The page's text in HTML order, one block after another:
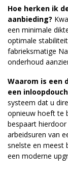
Hoe herken ik
aanbieding?
een minimale
optimale
fabrieksmatige
onderhoud
Waarom is een
een
systeem dat u
opnieuw hoeft te
bespaart
arbeidsuren van
snelste en meest
een moderne